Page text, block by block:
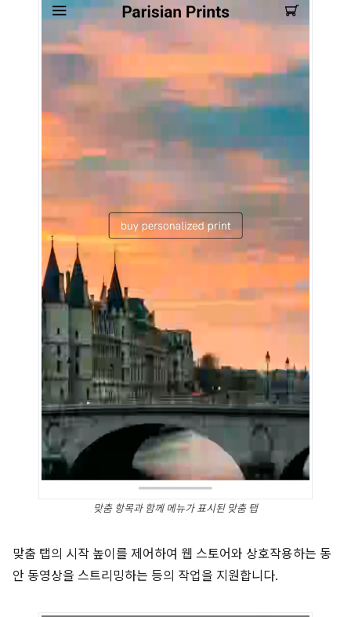
맞춤 항목과 함께 메뉴가 표시된 맞춤 탭
맞춤 탭의 시작 높이를 제어하여 웹 스토어와 상호작용하는 동
안 동영상을 스트리밍하는 등의 작업을 지원합니다.